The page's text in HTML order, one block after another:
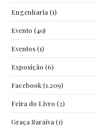
Engenharia (1)
Evento (40)
Eventos (1)
Exposição (6)
Facebook (1.209)
Feira do Livro (2)
Graça Saraiva (1)